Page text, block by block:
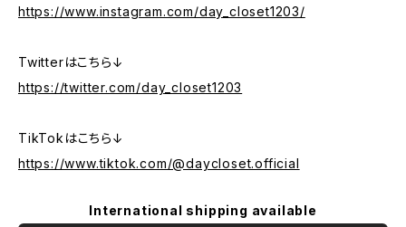
https://www.instagram.com/day_closet1203/
Twitterはこちら↓
https://twitter.com/day_closet1203
TikTokはこちら↓
https://www.tiktok.com/@daycloset.official
International shipping available